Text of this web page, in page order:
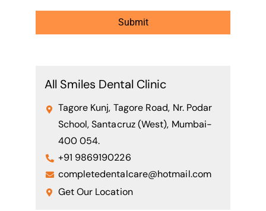
All Smiles Dental Clinic
Tagore Kunj, Tagore Road, Nr. Podar
School, Santacruz (West), Mumbai-
400 054.
+91 9869190226
completedentalcare@hotmail.com
Get Our Location